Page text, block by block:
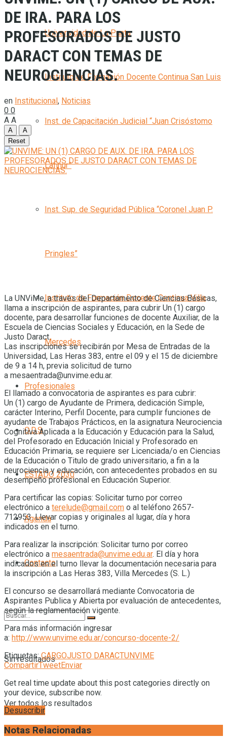
Universidad de La Punta
Instituto de Formación Docente Continua San Luis
Inst. de Capacitación Judicial “Juan Crisóstomo
Lafinur”
Inst. Sup. de Seguridad Pública “Coronel Juan P.
Pringles”
Instituto de Formación Docente Continua Villa
Mercedes
Profesionales
O.D.S
ESTADO 2030
Agenda
Contacto
Sin resultados
Ver todos los resultados
DE IRA. PARA LOS
PROFESORADOS DE JUSTO
DARACT CON TEMAS DE
NEUROCIENCIAS.
en Institucional, Noticias
0 0
A A
A
A
Reset
La UNViMe, a través del Departamento de Ciencias Básicas,
llama a inscripción de aspirantes, para cubrir Un (1) cargo
docente, para desarrollar funciones de docente Auxiliar, de la
Escuela de Ciencias Sociales y Educación, en la Sede de
Justo Daract.
Las inscripciones se recibirán por Mesa de Entradas de la
Universidad, Las Heras 383, entre el 09 y el 15 de diciembre
de 9 a 14 h, previa solicitud de turno
a mesaentrada@unvime.edu.ar.
El llamado a convocatoria de aspirantes es para cubrir:
Un (1) cargo de Ayudante de Primera, dedicación Simple,
carácter Interino, Perfil Docente, para cumplir funciones de
ayudante de Trabajos Prácticos, en la asignatura Neurociencia
Cognitiva Aplicada a la Educación y Educación para la Salud,
del Profesorado en Educación Inicial y Profesorado en
Educación Primaria, se requiere ser Licenciada/o en Ciencias
de la Educación o Titulo de grado universitario, a fin a la
neurociencia y educación, con antecedentes probados en su
desempeño profesional en Educación Superior.
Para certificar las copias: Solicitar turno por correo
electrónico a terelude@gmail.com o al teléfono 2657-
712953. Llevar copias y originales al lugar, día y hora
indicados en el turno.
Para realizar la inscripción: Solicitar turno por correo
electrónico a mesaentrada@unvime.edu.ar. El día y hora
indicados en el turno llevar la documentación necesaria para
la inscripción a Las Heras 383, Villa Mercedes (S. L.)
El concurso se desarrollará mediante Convocatoria de
Aspirantes Publica y Abierta por evaluación de antecedentes,
según la reglamentación vigente.
Para más información ingresar
a: http://www.unvime.edu.ar/concurso-docente-2/
Etiquetas: CARGOJUSTO DARACTUNVIME
CompartirTweetEnviar
Get real time update about this post categories directly on
your device, subscribe now.
Desuscribir
Notas Relacionadas